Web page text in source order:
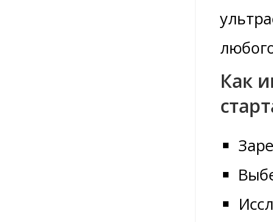
Как